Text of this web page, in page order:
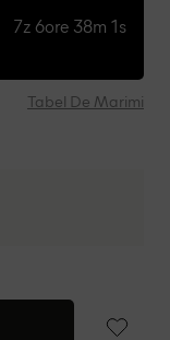
7z 6ore 38m 0s
Tabel De Marimi